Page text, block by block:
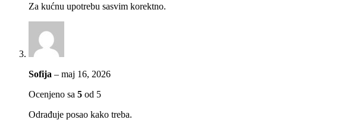
Za kućnu upotrebu sasvim korektno.
Sofija – maj 16, 2026
Ocenjeno sa 5 od 5
Odrađuje posao kako treba.